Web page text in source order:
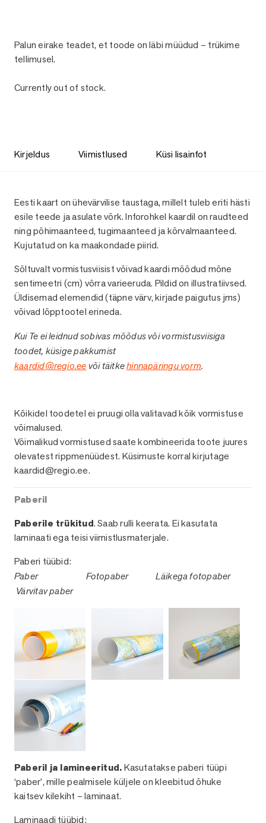
Palun eirake teadet, et toode on läbi müüdud – trükime
tellimusel.
Currently out of stock.
Kirjeldus Viimistlused Küsi lisainfot
Kirjeldus
Eesti kaart on ühevärvilise taustaga, millelt tuleb eriti hästi
esile teede ja asulate võrk. Inforohkel kaardil on raudteed
ning põhimaanteed, tugimaanteed ja kõrvalmaanteed.
Kujutatud on ka maakondade piirid.
Sõltuvalt vormistusviisist võivad kaardi mõõdud mõne
sentimeetri (cm) võrra varieeruda. Pildid on illustratiivsed.
Üldisemad elemendid (täpne värv, kirjade paigutus jms)
võivad lõpptootel erineda.
Kui Te ei leidnud sobivas mõõdus või vormistusviisiga
toodet, küsige pakkumist
kaardid@regio.ee või täitkehinnapäringu vorm.
Viimistlused
Kõikidel toodetel ei pruugi olla valitavad kõik vormistuse
võimalused.
Võimalikud vormistused saate kombineerida toote juures
olevatest rippmenüüdest. Küsimuste korral kirjutage
kaardid@regio.ee.
Paberil
Paberile trükitud. Saab rulli keerata. Ei kasutata
laminaati ega teisi viimistlusmaterjale.
Paberi tüübid:
Paber Fotopaber
Läikega fotopaber
Värvitav paber
Paberil ja lamineeritud.Kasutatakse paberi tüüpi
‘paber’, mille pealmisele küljele on kleebitud õhuke
kaitsev kilekiht – laminaat.
Laminaadi tüübid: